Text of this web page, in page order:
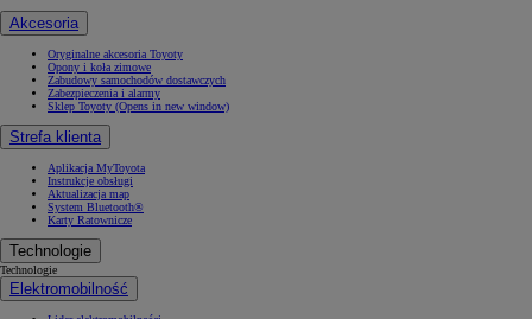
Akcesoria
Oryginalne akcesoria Toyoty
Opony i koła zimowe
Zabudowy samochodów dostawczych
Zabezpieczenia i alarmy
Sklep Toyoty (Opens in new window)
Strefa klienta
Aplikacja MyToyota
Instrukcje obsługi
Aktualizacja map
System Bluetooth®
Karty Ratownicze
Technologie
Technologie
Elektromobilność